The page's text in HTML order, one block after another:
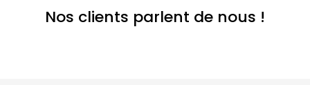
Nos clients parlent de nous !